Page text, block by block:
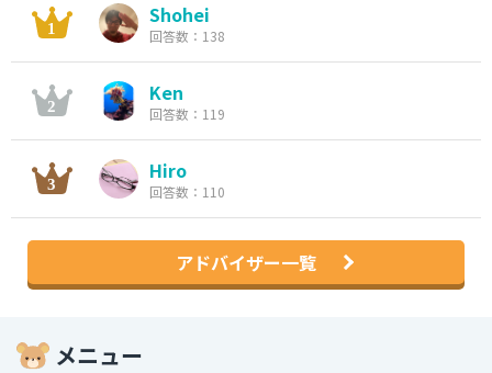
Shohei
回答数：138
Ken
回答数：119
Hiro
回答数：110
アドバイザー一覧
メニュー